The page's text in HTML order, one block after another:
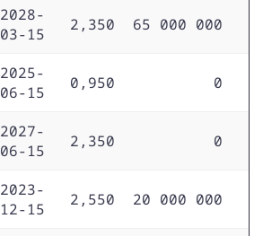
2028-
03-15
2,350 65 000 000
2025-
06-15
0,950 0
2027-
06-15
2,350 0
2023-
12-15
2,550 20 000 000